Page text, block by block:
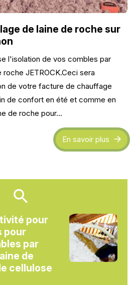
de laine de roche sur
l'isolation de vos combles par
JETROCK.Ceci sera
de votre facture de chauffage
de confort en été et comme en
de roche pour...
En savoir plus
pour
pour
par
de
cellulose